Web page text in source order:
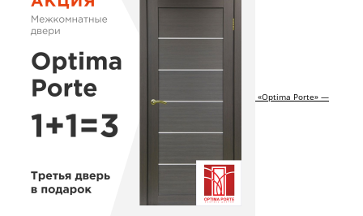
«Optima Porte» —